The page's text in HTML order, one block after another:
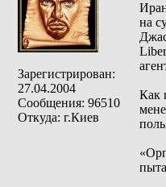
Зарегистрирован:
27.04.2004
Сообщения: 96510
Откуда: г.Киев
на
Как